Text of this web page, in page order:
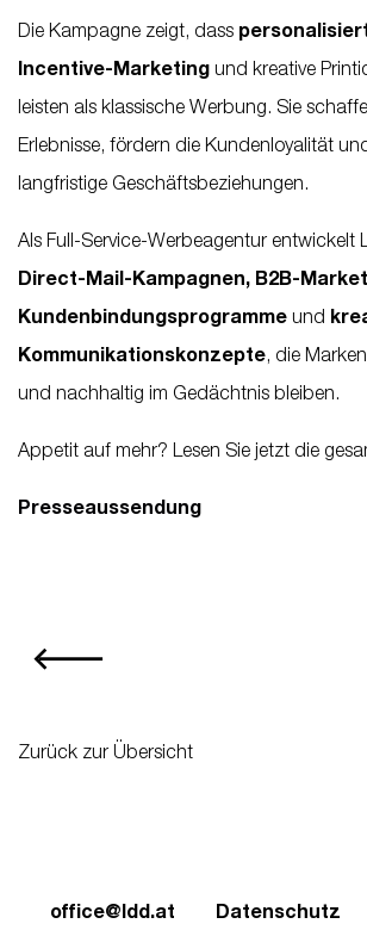
Die Kampagne zeigt, dass
Incentive-Marketing und kreative
leisten als klassische Werbung. Sie
Erlebnisse, fördern die Kundenloyalität
langfristige Geschäftsbeziehungen.
Als Full-Service-Werbeagentur entwickelt
Direct-Mail-Kampagnen, B2B-
Kundenbindungsprogramme und
Kommunikationskonzepte, die
und nachhaltig im Gedächtnis bleiben.
Appetit auf mehr? Lesen Sie jetzt die
Presseaussendung
Zurück zur Übersicht
office@ldd.at Datenschutz